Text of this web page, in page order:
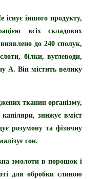
іншого продукту,
всіх складових
до 240 сполук,
білки, вуглеводи,
А. Він містить велику
тканин організму,
знижує вміст
розумову та фізичну
сон.
змолоти в порошок і
для обробки слиною